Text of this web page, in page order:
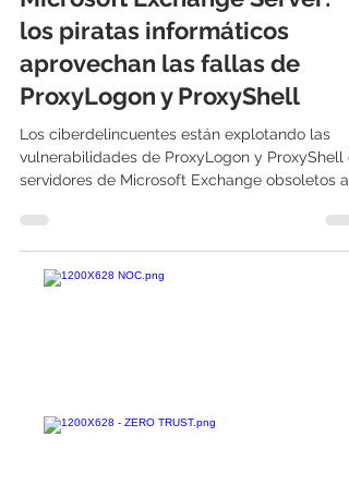
22 nov 2021
2 min de lectura
Microsoft Exchange Server:
los piratas informáticos
aprovechan las fallas de
ProxyLogon y ProxyShell
Los ciberdelincuentes están explotando las
vulnerabilidades de ProxyLogon y ProxyShell